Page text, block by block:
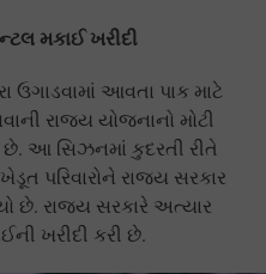
મકાઈ ખરીદી
ઉગાડવામાં આવતા પાક માટે
રાજ્ય યોજનાનો મોટી
છે. આ સિઝનમાં કુદરતી રીતે
પરિવારોને રાજ્ય સરકાર
છે. રાજ્ય સરકારે અત્યાર
ખરીદી કરી છે.